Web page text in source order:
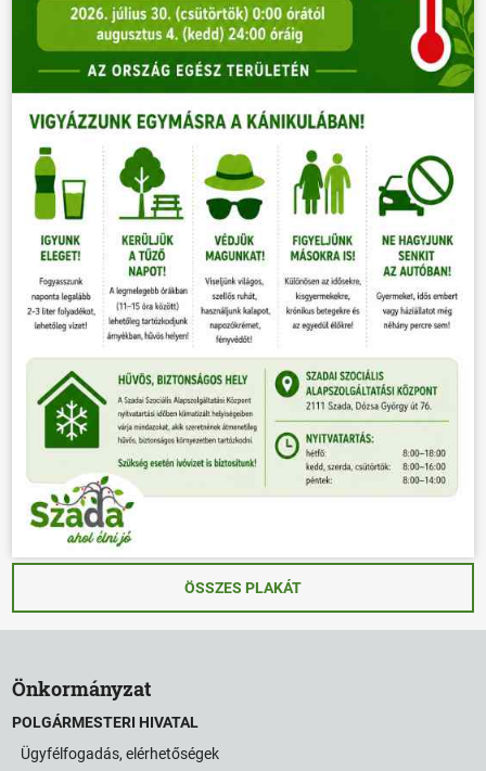
ÖSSZES PLAKÁT
Önkormányzat
POLGÁRMESTERI HIVATAL
Ügyfélfogadás, elérhetőségek